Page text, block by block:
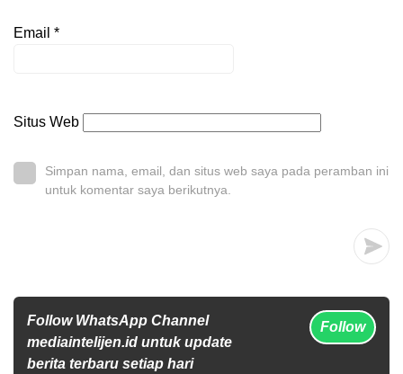
Email *
Situs Web
Simpan nama, email, dan situs web saya pada peramban ini
untuk komentar saya berikutnya.
Follow WhatsApp Channel
mediaintelijen.id untuk update
berita terbaru setiap hari
Follow